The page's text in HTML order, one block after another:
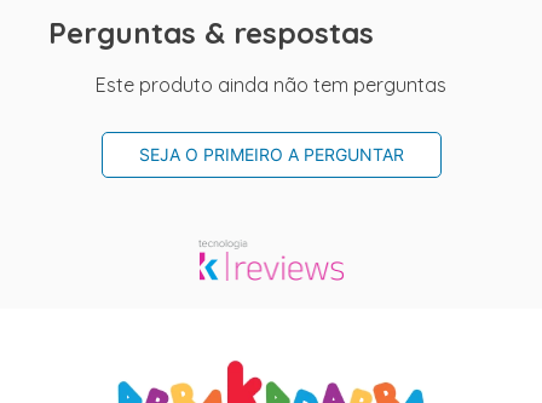
Perguntas & respostas
Este produto ainda não tem perguntas
SEJA O PRIMEIRO A PERGUNTAR